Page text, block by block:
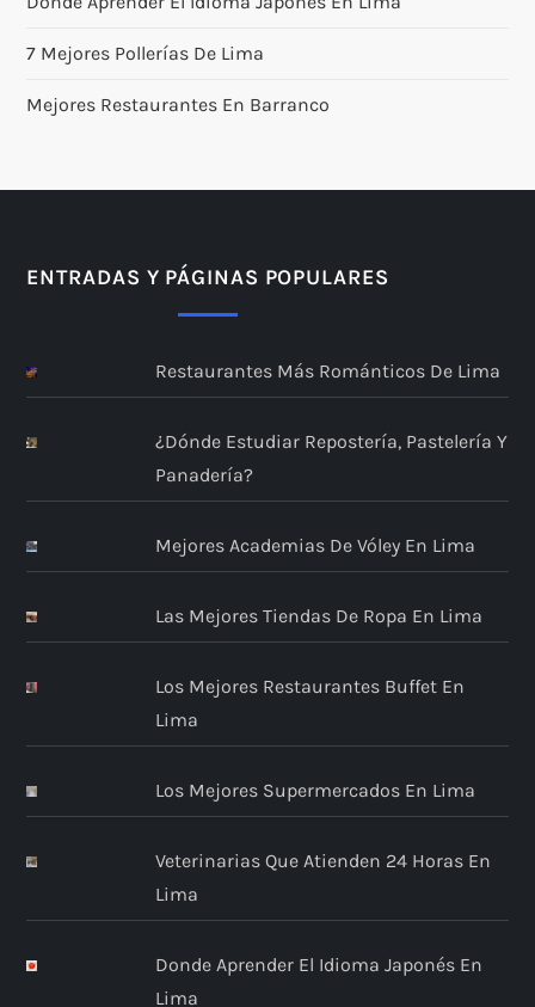
7 Mejores Pollerías De Lima
Mejores Restaurantes En Barranco
ENTRADAS Y PÁGINAS POPULARES
Restaurantes Más Románticos De Lima
¿Dónde Estudiar Repostería, Pastelería Y
Panadería?
Mejores Academias De Vóley En Lima
Las Mejores Tiendas De Ropa En Lima
Los Mejores Restaurantes Buffet En
Lima
Los Mejores Supermercados En Lima
Veterinarias Que Atienden 24 Horas En
Lima
Donde Aprender El Idioma Japonés En
Lima